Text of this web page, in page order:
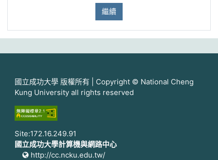
繼續
國立成功大學 版權所有 | Copyright © National Cheng
Kung University all rights reserved
Site:172.16.249.91
國立成功大學計算機與網路中心
http://cc.ncku.edu.tw/